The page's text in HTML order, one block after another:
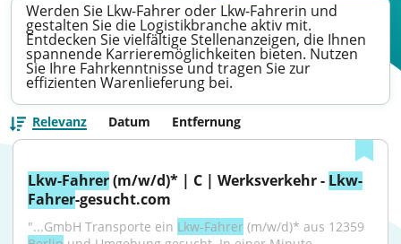
Werden Sie Lkw-Fahrer oder Lkw-Fahrerin und
gestalten Sie die Logistikbranche aktiv mit.
Entdecken Sie vielfältige Stellenanzeigen, die Ihnen
spannende Karrieremöglichkeiten bieten. Nutzen
Sie Ihre Fahrkenntnisse und tragen Sie zur
effizienten Warenlieferung bei.
Relevanz Datum Entfernung
Lkw-Fahrer (m/w/d)* | C | Werksverkehr - Lkw-
Fahrer-gesucht.com
"...GmbH Transporte ein Lkw-Fahrer